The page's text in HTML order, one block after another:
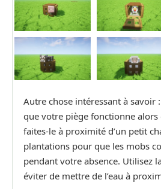
Autre chose intéressant à savoir
que votre piège fonctionne alors
faites-le à proximité d’un petit
plantations pour que les mobs
pendant votre absence. Utilisez
éviter de mettre de l’eau à